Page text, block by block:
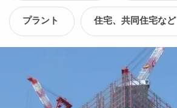
プラント 住宅、共同住宅など